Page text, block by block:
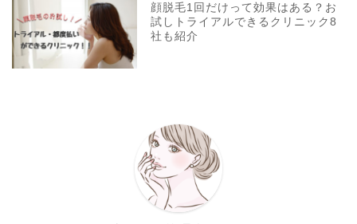
顔脱毛1回だけって効果はある？お
試しトライアルできるクリニック8
社も紹介